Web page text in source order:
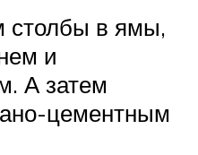
столбы в ямы,
и
А затем
цементным